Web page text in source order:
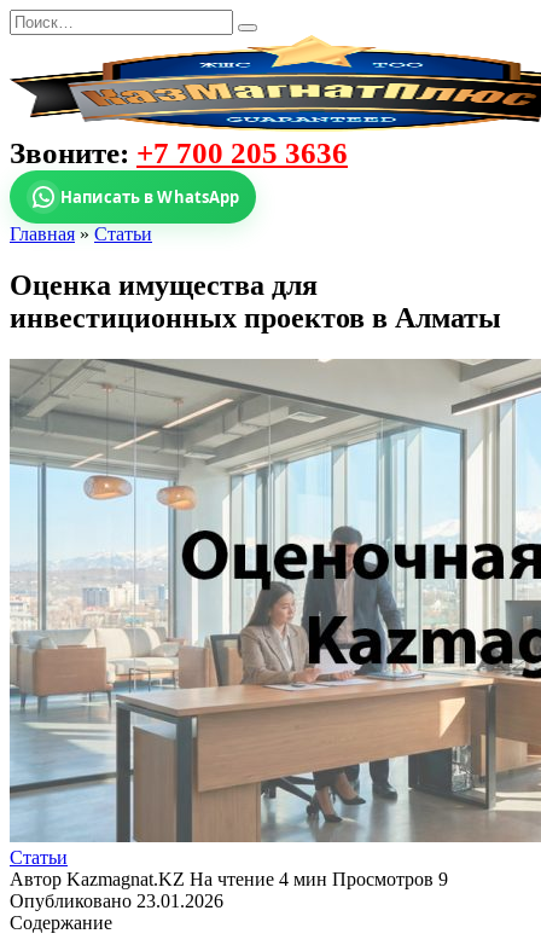
Звоните: +7 700 205 3636
Написать в WhatsApp
Главная » Статьи
Оценка имущества для
инвестиционных проектов в Алматы
Статьи
Автор Kazmagnat.KZ На чтение 4 мин Просмотров 9
Опубликовано 23.01.2026
Содержание